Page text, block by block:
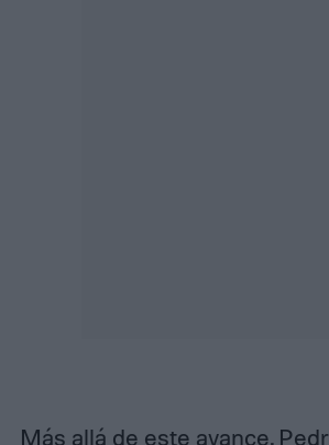
Más allá de este avance,